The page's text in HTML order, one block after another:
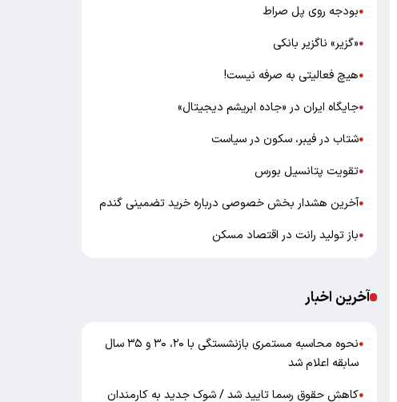
●بودجه روی پل صراط
●«گزیر» ناگزیر بانکی
●هیچ فعالیتی به صرفه نیست!
●جایگاه ایران در «جاده ابریشم دیجیتال»
●شتاب در فیبر، سکون در سیاست
●تقویت پتانسیل بورس
●آخرین هشدار بخش خصوصی درباره خرید تضمینی گندم
●باز تولید رانت در اقتصاد مسکن
آخرین اخبار
●
نحوه محاسبه مستمری بازنشستگی با ۲۰، ۳۰ و ۳۵ سال
سابقه اعلام شد
●کاهش حقوق رسما تایید شد / شوک جدید به کارمندان